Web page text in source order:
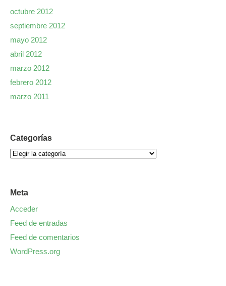
octubre 2012
septiembre 2012
mayo 2012
abril 2012
marzo 2012
febrero 2012
marzo 2011
Categorías
Meta
Acceder
Feed de entradas
Feed de comentarios
WordPress.org